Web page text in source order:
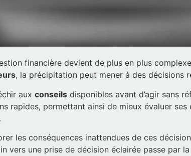
financière devient de plus en plus
, la précipitation peut mener à des décisions
aux conseils disponibles avant d’agir sans
rapides, permettant ainsi de mieux évaluer
les conséquences inattendues de ces
vers une prise de décision éclairée passe par